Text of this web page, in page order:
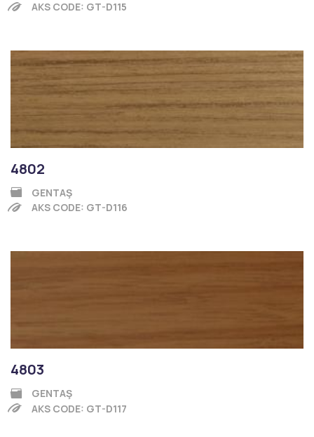
AKS CODE: GT-D115
4802
GENTAŞ
AKS CODE: GT-D116
4803
GENTAŞ
AKS CODE: GT-D117